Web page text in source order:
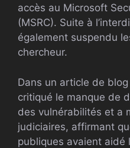
accès au Microsoft
(MSRC). Suite à
également suspendu
chercheur.
Dans un article de
critiqué le manque de
des vulnérabilités et a
judiciaires, affirmant
publiques avaient aidé